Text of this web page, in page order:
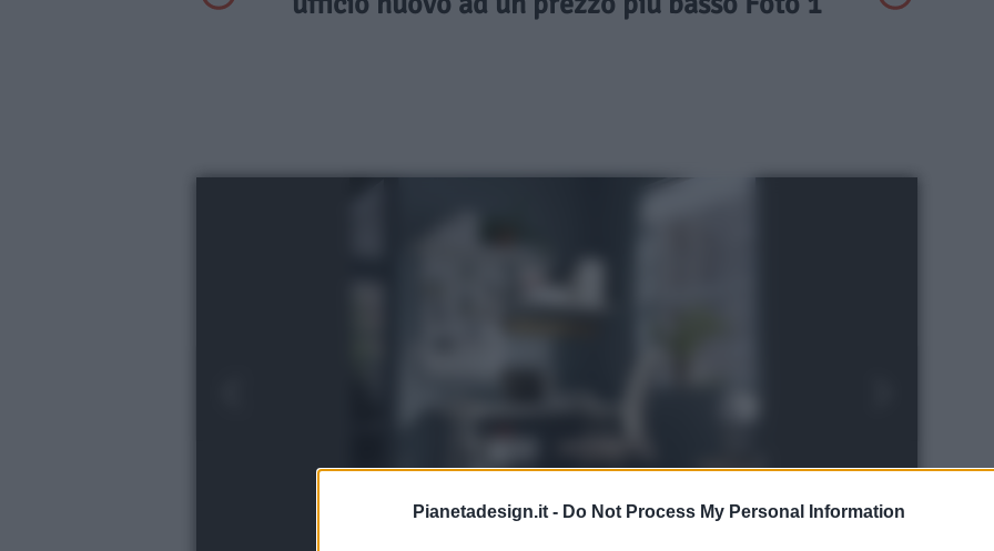
Pianetadesign.it - Do Not Process My Personal Information